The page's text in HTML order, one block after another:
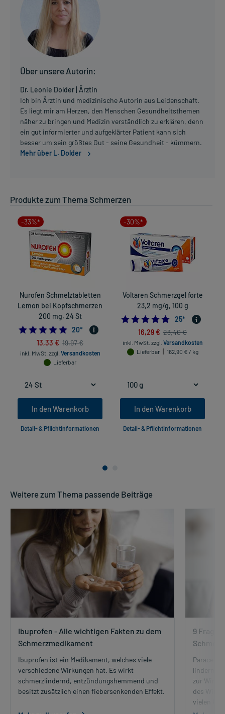
Über unsere Autorin:
Dr. Leonie Dolder | Ärztin
Ich bin Ärztin und medizinische Autorin aus Leidenschaft.
Es liegt mir am Herzen, den Menschen Gesundheitsthemen
näher zu bringen und Medizin verständlich zu erklären, denn
ein gut informierter und aufgeklärter Patient kann sich
besser um sein größtes Gut - seine Gesundheit - kümmern.
Mehr über L. Dolder
Produkte zum Thema Schmerzen
-33%*
Nurofen Schmelztabletten
Lemon bei Kopfschmerzen
200 mg, 24 St
5.0
20*
13,33 € 19,97 €
inkl. MwSt. zzgl. Versandkosten
Lieferbar
In den Warenkorb
Detail- & Pflichtinformationen
-30%*
Voltaren Schmerzgel forte
23,2 mg/g, 100 g
4.68
25*
16,29 € 23,40 €
inkl. MwSt. zzgl. Versandkosten
Lieferbar
162,90 € / kg
In den Warenkorb
Detail- & Pflichtinformationen
Weitere zum Thema passende Beiträge
Ibuprofen - Alle wichtigen Fakten zu dem
Schmerzmedikament
Ibuprofen ist ein Medikament, welches viele
verschiedene Wirkungen hat. Es wirkt
schmerzlindernd, entzündungshemmend und
besitzt zusätzlich einen fiebersenkenden Effekt.
9
lindern.
zur
des
vielen